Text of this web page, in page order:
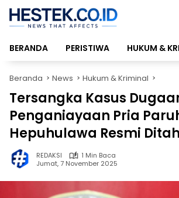
Langsung
konten
BERANDA
PERISTIWA HUKUM &
Beranda News Hukum & Kriminal
Tersangka Kasus
Penganiayaan Pria
Hepuhulawa Resmi
REDAKSI
1 Min Baca
Jumat, 7 November 2025